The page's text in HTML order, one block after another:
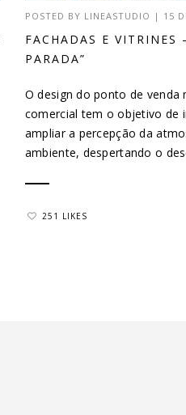
POSTED BY LINEASTUDIO | 15
FACHADAS E VITRINES
PARADA”
O design do ponto de venda
comercial tem o objetivo de
ampliar a percepção da
ambiente, despertando o
251 LIKES